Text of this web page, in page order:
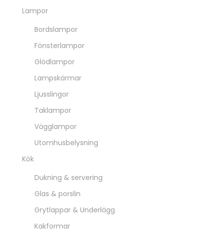
Lampor
Bordslampor
Fönsterlampor
Glödlampor
Lampskärmar
Ljusslingor
Taklampor
Vägglampor
Utomhusbelysning
Kök
Dukning & servering
Glas & porslin
Grytlappar & Underlägg
Kakformar